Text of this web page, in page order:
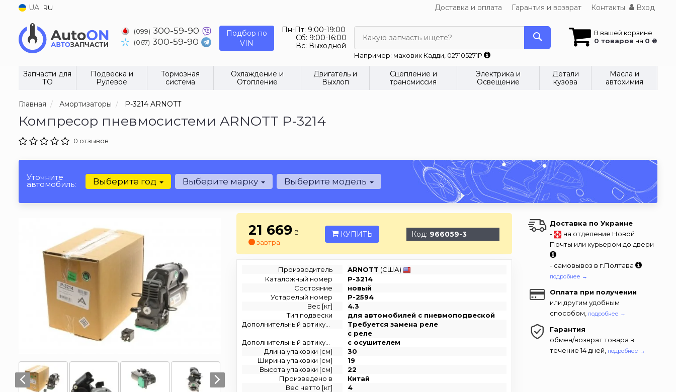
UA RU Доставка и оплата Гарантия и возврат Контакты Вход
(099) 300-59-90
(067) 300-59-90
Подбор по
VIN
Пн-Пт: 9:00-19:00
Сб: 9:00-16:00
Вс: Выходной
В вашей корзине
0 товаров на 0 ₴
Какую запчасть ищете?
Например: маховик Кадди, 027105271P
Запчасти для
ТО
Подвеска и
Рулевое
Тормозная
система
Охлаждение и
Отопление
Двигатель и
Выхлоп
Сцепление и
трансмиссия
Электрика и
Освещение
Детали
кузова
Масла и
автохимия
Главная Амортизаторы P-3214 ARNOTT
Компресор пневмосистеми ARNOTT P-3214
0 отзывов
Уточните
автомобиль: Выберите год Выберите марку Выберите модель
21 669 ₴
завтра
КУПИТЬ Код: 966059-3
Производитель ARNOTT (США)
Каталожный номер
P-3214
Состояние
новый
Устарелый номер
P-2594
Вес [кг]
4.3
Тип подвески
для автомобилей с пневмоподвеской
Требуется замена реле
с реле
с осушителем
Длина упаковки [см]
30
Ширина упаковки [см]
19
Высота упаковки [см]
22
Произведено в
Китай
Вес нетто [кг]
4
Доставка по Украине
-
на отделение Новой
Почты или курьером до двери
- самовывоз в г.Полтава
подробнее →
Оплата при получении
или другим удобным
способом, подробнее →
Гарантия
обмен/возврат товара в
течение 14 дней, подробнее →